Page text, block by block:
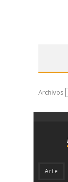
Archivos
Arte